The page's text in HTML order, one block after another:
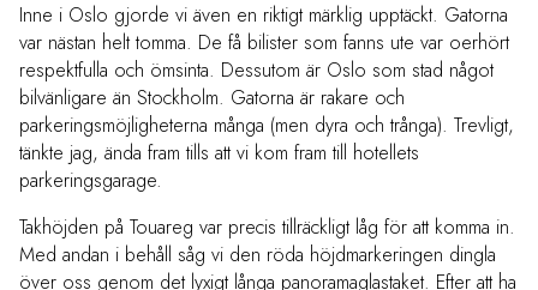
Inne i Oslo gjorde vi även en riktigt märklig upptäckt. Gatorna
var nästan helt tomma. De få bilister som fanns ute var oerhört
respektfulla och ömsinta. Dessutom är Oslo som stad något
bilvänligare än Stockholm. Gatorna är rakare och
parkeringsmöjligheterna många (men dyra och trånga). Trevligt,
tänkte jag, ända fram tills att vi kom fram till hotellets
parkeringsgarage.
Takhöjden på Touareg var precis tillräckligt låg för att komma in.
Med andan i behåll såg vi den röda höjdmarkeringen dingla
över oss genom det lyxigt långa panoramaglastaket. Efter att ha